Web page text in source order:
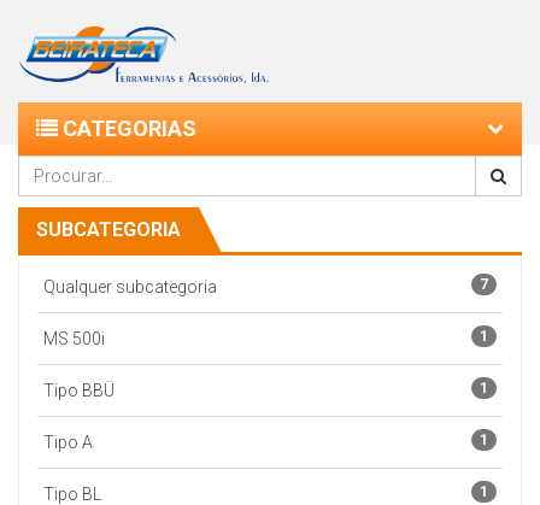
CATEGORIAS
SUBCATEGORIA
Qualquer subcategoria 7
MS 500i 1
Tipo BBÜ 1
Tipo A 1
Tipo BL 1